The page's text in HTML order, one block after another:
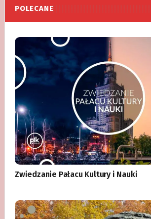
POLECANE
Zwiedzanie Pałacu Kultury i Nauki